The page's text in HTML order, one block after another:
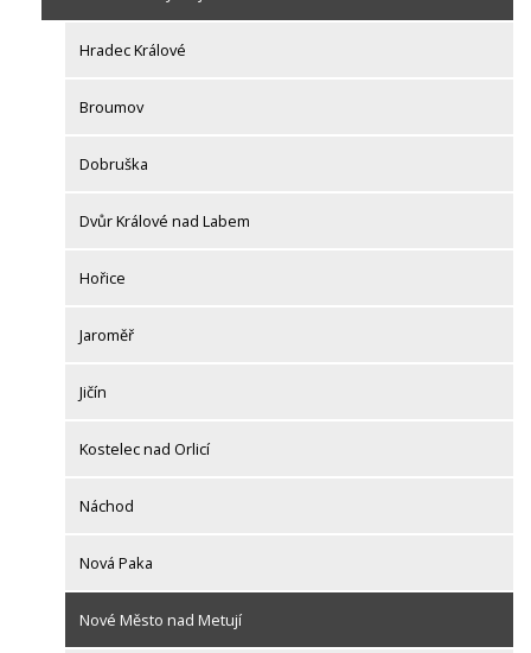
Hradec Králové
Broumov
Dobruška
Dvůr Králové nad Labem
Hořice
Jaroměř
Jičín
Kostelec nad Orlicí
Náchod
Nová Paka
Nové Město nad Metují